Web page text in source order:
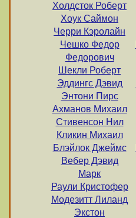
Холдсток Роберт
Хоук Саймон
Черри Кэролайн
Чешко Федор
Федорович
Шекли Роберт
Эддингс Дэвид
Энтони Пирс
Ахманов Михаил
Стивенсон Нил
Кликин Михаил
Блэйлок Джеймс
Вебер Дэвид
Марк
Раули Кристофер
Модезитт Лиланд
Экстон